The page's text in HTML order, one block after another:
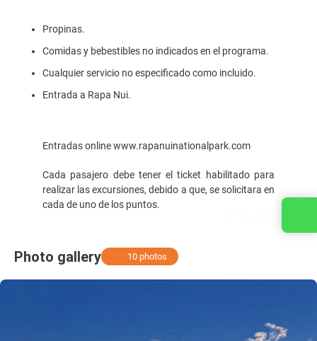
Propinas.
Comidas y bebestibles no indicados en el programa.
Cualquier servicio no especificado como incluido.
Entrada a Rapa Nui.
Entradas online www.rapanuinationalpark.com
Cada pasajero debe tener el ticket habilitado para
realizar las excursiones, debido a que, se solicitara en
cada de uno de los puntos.
Photo gallery 10 photos